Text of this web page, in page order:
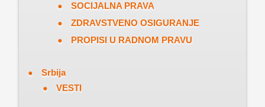
SOCIJALNA PRAVA
ZDRAVSTVENO OSIGURANJE
PROPISI U RADNOM PRAVU
Srbija
VESTI